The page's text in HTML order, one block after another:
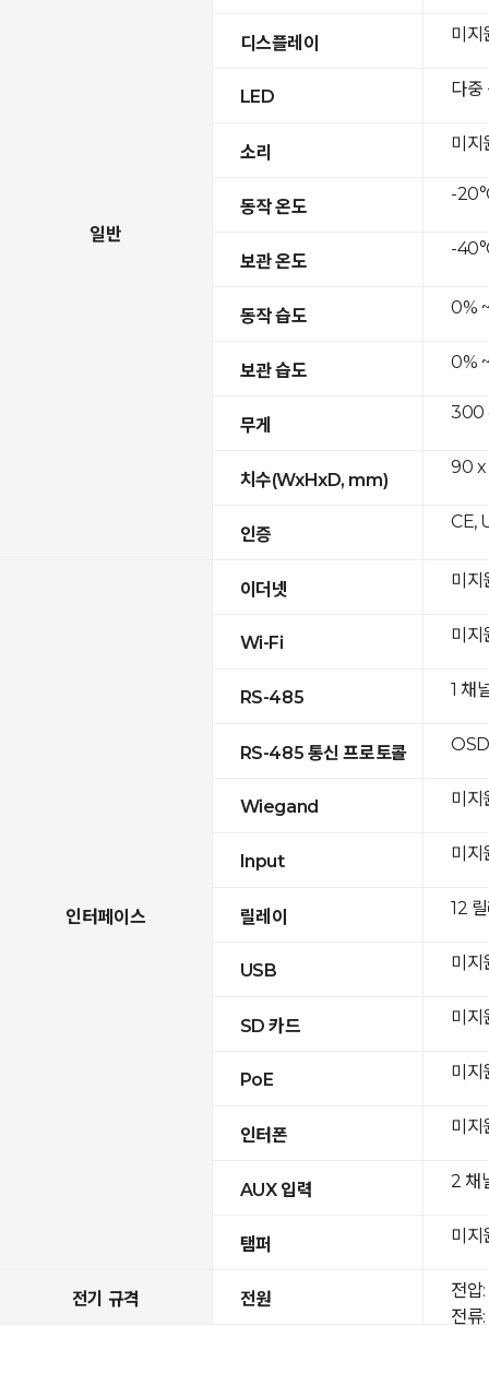
일반
디스플레이
LED
소리
동작 온도
보관 온도
동작 습도
보관 습도
무게
치수(WxHxD, mm)
인증
인터페이스
이더넷
Wi-Fi
RS-485
RS-485 통신 프로토콜
Wiegand
Input
릴레이
USB
SD 카드
PoE
인터폰
AUX 입력
탬퍼
전기 규격 전원
미지
다중
미지
-
-
0%
0%
300
90 x
CE,
미지
미지
1 채
미지
미지
12
미지
미지
미지
미지
2 채
미지
전압
전류